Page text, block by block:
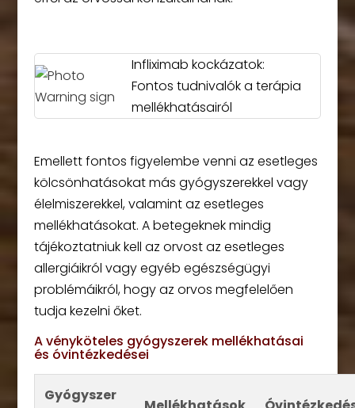
Infliximab kockázatok:
Fontos tudnivalók a terápia
mellékhatásairól
Emellett fontos figyelembe venni az esetleges
kölcsönhatásokat más gyógyszerekkel vagy
élelmiszerekkel, valamint az esetleges
mellékhatásokat. A betegeknek mindig
tájékoztatniuk kell az orvost az esetleges
allergiáikról vagy egyéb egészségügyi
problémáikról, hogy az orvos megfelelően
tudja kezelni őket.
A vényköteles gyógyszerek mellékhatásai
és óvintézkedései
Gyógyszer